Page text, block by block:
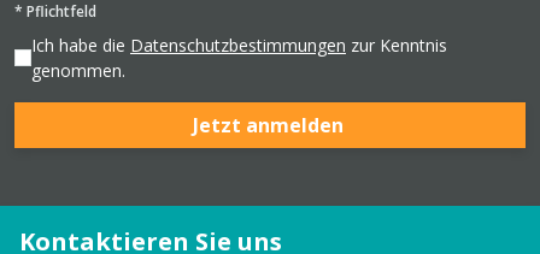
* Pflichtfeld
Ich habe die Datenschutzbestimmungen zur Kenntnis
genommen.
Jetzt anmelden
Kontaktieren Sie uns